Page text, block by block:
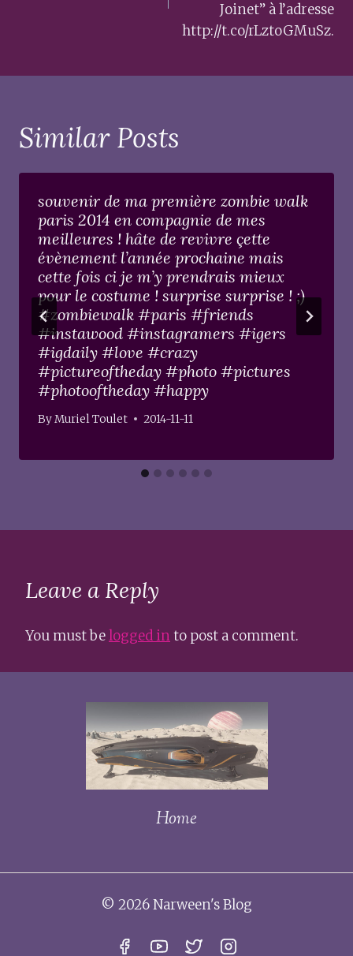
Joinet” à l’adresse
http://t.co/rLztoGMuSz.
Similar Posts
souvenir de ma première zombie walk
paris 2014 en compagnie de mes
meilleures ! hâte de revivre çette
évènement l’année prochaine mais
cette fois ci je m’y prendrais mieux
pour le costume ! surprise surprise ! ;)
#zombiewalk #paris #friends
#instawood #instagramers #igers
#igdaily #love #crazy
#pictureoftheday #photo #pictures
#photooftheday #happy
ByMuriel Toulet 2014-11-11
Leave a Reply
You must belogged into post a comment.
Home
© 2026 Narween's Blog